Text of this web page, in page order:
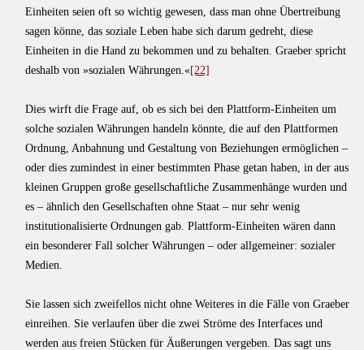
Einheiten seien oft so wichtig gewesen, dass man ohne Übertreibung
sagen könne, das soziale Leben habe sich darum gedreht, diese
Einheiten in die Hand zu bekommen und zu behalten. Graeber spricht
deshalb von »sozialen Währungen.«[22]
Dies wirft die Frage auf, ob es sich bei den Plattform-Einheiten um
solche sozialen Währungen handeln könnte, die auf den Plattformen
Ordnung, Anbahnung und Gestaltung von Beziehungen ermöglichen –
oder dies zumindest in einer bestimmten Phase getan haben, in der aus
kleinen Gruppen große gesellschaftliche Zusammenhänge wurden und
es – ähnlich den Gesellschaften ohne Staat – nur sehr wenig
institutionalisierte Ordnungen gab. Plattform-Einheiten wären dann
ein besonderer Fall solcher Währungen – oder allgemeiner: sozialer
Medien.
Sie lassen sich zweifellos nicht ohne Weiteres in die Fälle von Graeber
einreihen. Sie verlaufen über die zwei Ströme des Interfaces und
werden aus freien Stücken für Äußerungen vergeben. Das sagt uns